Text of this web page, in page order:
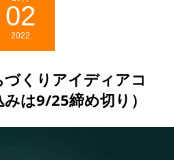
02
2022
くりアイディアコ
は9/25締め切り）